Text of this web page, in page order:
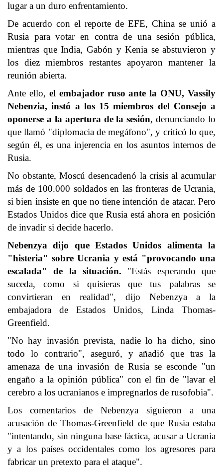
lugar a un duro enfrentamiento.
De acuerdo con el reporte de EFE, China se unió a
Rusia para votar en contra de una sesión pública,
mientras que India, Gabón y Kenia se abstuvieron y
los diez miembros restantes apoyaron mantener la
reunión abierta.
Ante ello, el embajador ruso ante la ONU, Vassily
Nebenzia, instó a los 15 miembros del Consejo a
oponerse a la apertura de la sesión, denunciando lo
que llamó "diplomacia de megáfono", y criticó lo que,
según él, es una injerencia en los asuntos internos de
Rusia.
No obstante, Moscú desencadenó la crisis al acumular
más de 100.000 soldados en las fronteras de Ucrania,
si bien insiste en que no tiene intención de atacar. Pero
Estados Unidos dice que Rusia está ahora en posición
de invadir si decide hacerlo.
Nebenzya dijo que Estados Unidos alimenta la
"histeria" sobre Ucrania y está "provocando una
escalada" de la situación. "Estás esperando que
suceda, como si quisieras que tus palabras se
convirtieran en realidad", dijo Nebenzya a la
embajadora de Estados Unidos, Linda Thomas-
Greenfield.
"No hay invasión prevista, nadie lo ha dicho, sino
todo lo contrario", aseguró, y añadió que tras la
amenaza de una invasión de Rusia se esconde "un
engaño a la opinión pública" con el fin de "lavar el
cerebro a los ucranianos e impregnarlos de rusofobia".
Los comentarios de Nebenzya siguieron a una
acusación de Thomas-Greenfield de que Rusia estaba
"intentando, sin ninguna base fáctica, acusar a Ucrania
y a los países occidentales como los agresores para
fabricar un pretexto para el ataque".